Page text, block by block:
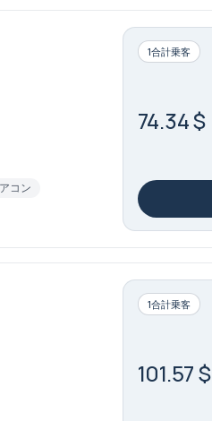
コン
1合計乗客
74.34 $
1合計乗客
101.57 $